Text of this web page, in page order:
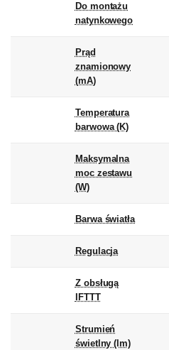
Do montażu
natynkowego
Prąd
znamionowy
(mA)
Temperatura
barwowa (K)
Maksymalna
moc zestawu
(W)
Barwa światła
Regulacja
Z obsługą
IFTTT
Strumień
świetlny (lm)